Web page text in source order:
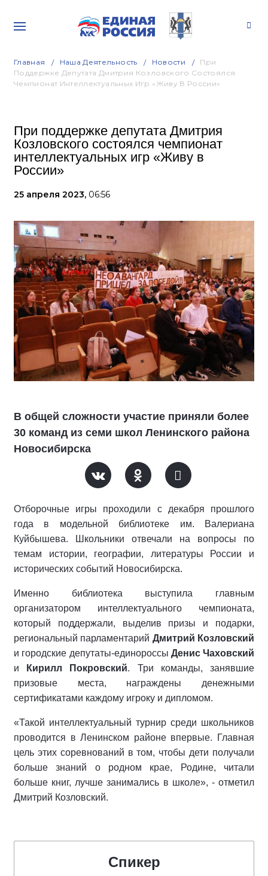
Главная Наша Деятельность Новости
При
Поддержке Депутата Дмитрия Козловского Состоялся
Чемпионат Интеллектуальных Игр «Живу В России»
При поддержке депутата Дмитрия
Козловского состоялся чемпионат
интеллектуальных игр «Живу в
России»
25 апреля 2023, 06:56
В общей сложности участие приняли более
30 команд из семи школ Ленинского района
Новосибирска
Отборочные игры проходили с декабря прошлого
года в модельной библиотеке им. Валериана
Куйбышева. Школьники отвечали на вопросы по
темам истории, географии, литературы России и
исторических событий Новосибирска.
Именно библиотека выступила главным
организатором интеллектуального чемпионата,
который поддержали, выделив призы и подарки,
региональный парламентарий Дмитрий Козловский
и городские депутаты-единороссы Денис Чаховский
и
Кирилл Покровский. Три команды, занявшие
призовые места, награждены денежными
сертификатами каждому игроку и дипломом.
«Такой интеллектуальный турнир среди школьников
проводится в Ленинском районе впервые. Главная
цель этих соревнований в том, чтобы дети получали
больше знаний о родном крае, Родине, читали
больше книг, лучше занимались в школе», - отметил
Дмитрий Козловский.
Спикер